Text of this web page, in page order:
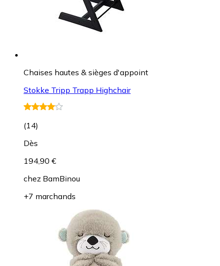
Chaises hautes & sièges d'appoint
Stokke Tripp Trapp Highchair
(14)
Dès
194,90 €
chez BamBinou
+7 marchands